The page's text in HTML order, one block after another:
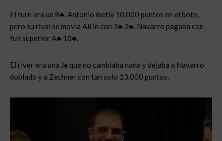
El turn era un 8♣. Antonio metía 10.000 puntos en el bote,
pero su rival se movía All in con 3♣ 2♣. Navarro pagaba con
full superior A♣ 10♣.
El river era una J♠ que no cambiaba nada y dejaba a Navarro
doblado y a Zechner con tan solo 13.000 puntos.